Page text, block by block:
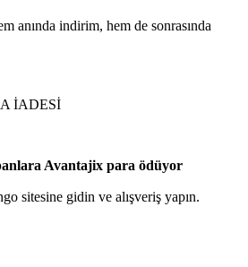
anında indirim, hem de sonrasında
İADESİ
Avantajix para ödüyor
sitesine gidin ve alışveriş yapın.